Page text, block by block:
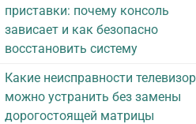
приставки: почему консоль
зависает и как безопасно
восстановить систему
Какие неисправности
можно устранить без замены
дорогостоящей матрицы